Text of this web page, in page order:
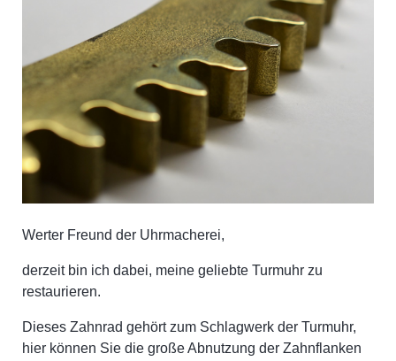
Werter Freund der Uhrmacherei,
derzeit bin ich dabei, meine geliebte Turmuhr zu
restaurieren.
Dieses Zahnrad gehört zum Schlagwerk der Turmuhr,
hier können Sie die große Abnutzung der Zahnflanken